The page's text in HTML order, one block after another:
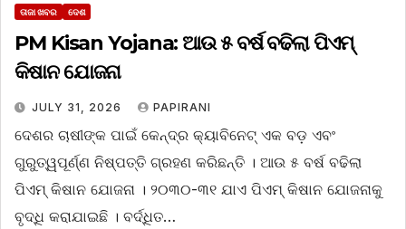
ତାଜା ଖବର ଦେଶ
PM Kisan Yojana: ଆଉ ୫ ବର୍ଷ ବଢିଲା ପିଏମ୍
କିଷାନ ଯୋଜନା
JULY 31, 2026 PAPIRANI
ଦେଶର ଚାଷୀଙ୍କ ପାଇଁ କେନ୍ଦ୍ର କ୍ୟାବିନେଟ୍‌ ଏକ ବଡ଼ ଏବଂ
ଗୁରୁତ୍ୱପୂର୍ଣ୍ଣ ନିଷ୍ପତ୍ତି ଗ୍ରହଣ କରିଛନ୍ତି । ଆଉ ୫ ବର୍ଷ ବଢିଲା
ପିଏମ୍ କିଷାନ ଯୋଜନା । ୨୦୩୦-୩୧ ଯାଏ ପିଏମ୍ କିଷାନ ଯୋଜନାକୁ
ବୃଦ୍ଧି କରାଯାଇଛି । ବର୍ଦ୍ଧିତ…